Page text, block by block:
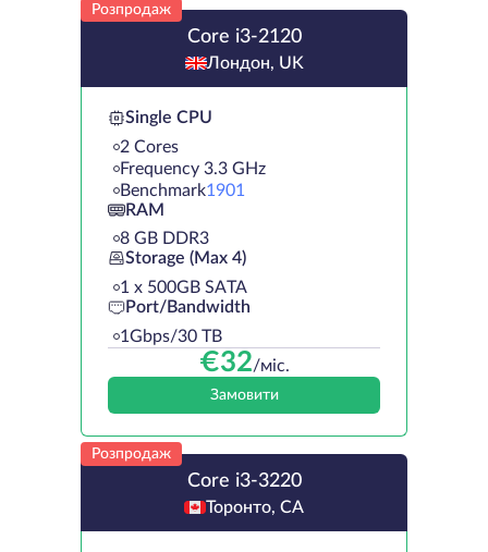
Розпродаж
Core i3-2120
Лондон, UK
Single CPU
2 Cores
Frequency 3.3 GHz
Benchmark1901
RAM
8 GB DDR3
Storage (Max 4)
1 х 500GB SATA
Port/Bandwidth
1Gbps/30 TB
€32/міс.
Замовити
Розпродаж
Core i3-3220
Торонто, CA